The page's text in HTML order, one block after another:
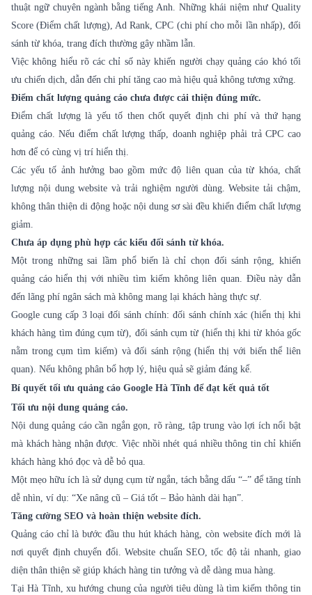
thuật ngữ chuyên ngành bằng tiếng Anh. Những khái niệm như Quality
Score (Điểm chất lượng), Ad Rank, CPC (chi phí cho mỗi lần nhấp), đối
sánh từ khóa, trang đích thường gây nhầm lẫn.
Việc không hiểu rõ các chỉ số này khiến người chạy quảng cáo khó tối
ưu chiến dịch, dẫn đến chi phí tăng cao mà hiệu quả không tương xứng.
Điểm chất lượng quảng cáo chưa được cải thiện đúng mức.
Điểm chất lượng là yếu tố then chốt quyết định chi phí và thứ hạng
quảng cáo. Nếu điểm chất lượng thấp, doanh nghiệp phải trả CPC cao
hơn để có cùng vị trí hiển thị.
Các yếu tố ảnh hưởng bao gồm mức độ liên quan của từ khóa, chất
lượng nội dung website và trải nghiệm người dùng. Website tải chậm,
không thân thiện di động hoặc nội dung sơ sài đều khiến điểm chất lượng
giảm.
Chưa áp dụng phù hợp các kiểu đối sánh từ khóa.
Một trong những sai lầm phổ biến là chỉ chọn đối sánh rộng, khiến
quảng cáo hiển thị với nhiều tìm kiếm không liên quan. Điều này dẫn
đến lãng phí ngân sách mà không mang lại khách hàng thực sự.
Google cung cấp 3 loại đối sánh chính: đối sánh chính xác (hiển thị khi
khách hàng tìm đúng cụm từ), đối sánh cụm từ (hiển thị khi từ khóa gốc
nằm trong cụm tìm kiếm) và đối sánh rộng (hiển thị với biến thể liên
quan). Nếu không phân bổ hợp lý, hiệu quả sẽ giảm đáng kể.
Bí quyết tối ưu quảng cáo Google Hà Tĩnh để đạt kết quả tốt
Tối ưu nội dung quảng cáo.
Nội dung quảng cáo cần ngắn gọn, rõ ràng, tập trung vào lợi ích nổi bật
mà khách hàng nhận được. Việc nhồi nhét quá nhiều thông tin chỉ khiến
khách hàng khó đọc và dễ bỏ qua.
Một mẹo hữu ích là sử dụng cụm từ ngắn, tách bằng dấu “–” để tăng tính
dễ nhìn, ví dụ: “Xe nâng cũ – Giá tốt – Bảo hành dài hạn”.
Tăng cường SEO và hoàn thiện website đích.
Quảng cáo chỉ là bước đầu thu hút khách hàng, còn website đích mới là
nơi quyết định chuyển đổi. Website chuẩn SEO, tốc độ tải nhanh, giao
diện thân thiện sẽ giúp khách hàng tin tưởng và dễ dàng mua hàng.
Tại Hà Tĩnh, xu hướng chung của người tiêu dùng là tìm kiếm thông tin